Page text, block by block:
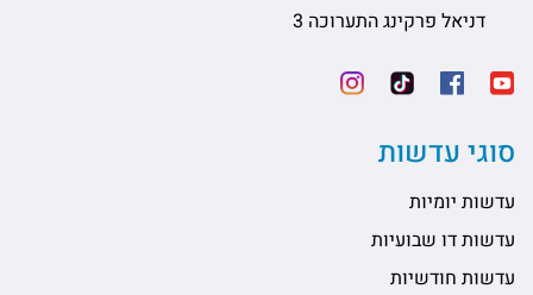
דניאל פרקינג התערוכה 3
סוגי עדשות
עדשות יומיות
עדשות דו שבועיות
עדשות חודשיות